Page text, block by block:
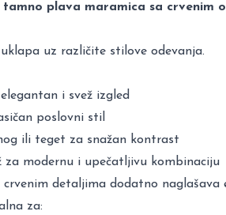
tamno plava maramica sa crvenim
uz različite stilove odevanja.
i svež izgled
poslovni stil
ili teget za snažan kontrast
modernu i upečatljivu kombinaciju
crvenim detaljima dodatno
za: